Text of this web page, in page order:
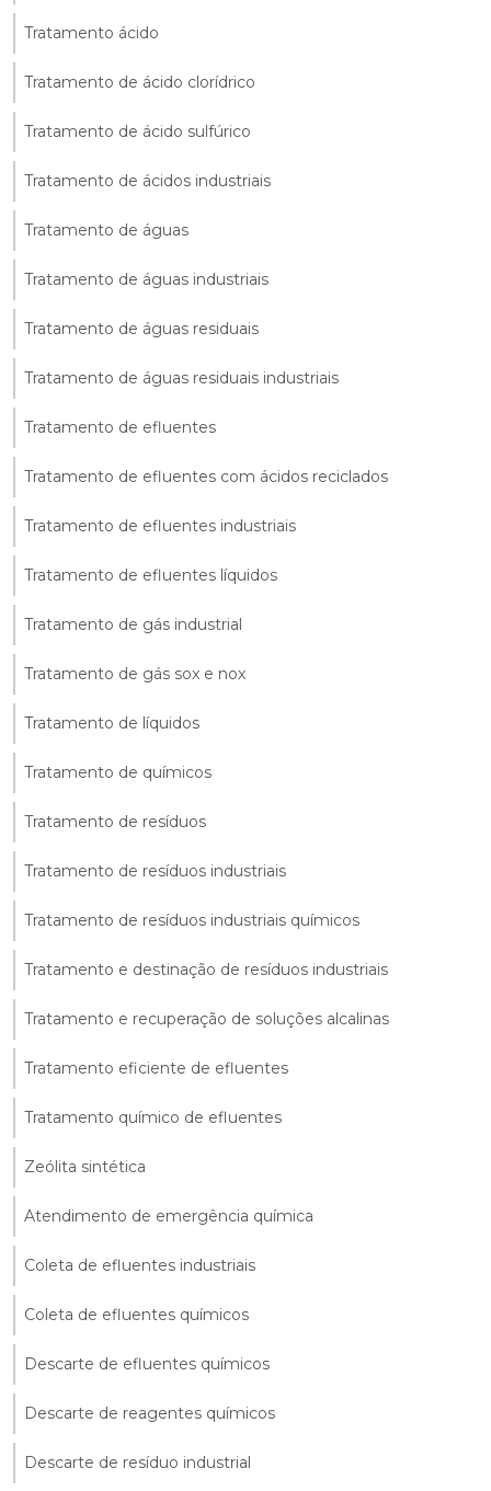
Tratamento ácido
Tratamento de ácido clorídrico
Tratamento de ácido sulfúrico
Tratamento de ácidos industriais
Tratamento de águas
Tratamento de águas industriais
Tratamento de águas residuais
Tratamento de águas residuais industriais
Tratamento de efluentes
Tratamento de efluentes com ácidos reciclados
Tratamento de efluentes industriais
Tratamento de efluentes líquidos
Tratamento de gás industrial
Tratamento de gás sox e nox
Tratamento de líquidos
Tratamento de químicos
Tratamento de resíduos
Tratamento de resíduos industriais
Tratamento de resíduos industriais químicos
Tratamento e destinação de resíduos industriais
Tratamento e recuperação de soluções alcalinas
Tratamento eficiente de efluentes
Tratamento químico de efluentes
Zeólita sintética
Atendimento de emergência química
Coleta de efluentes industriais
Coleta de efluentes químicos
Descarte de efluentes químicos
Descarte de reagentes químicos
Descarte de resíduo industrial